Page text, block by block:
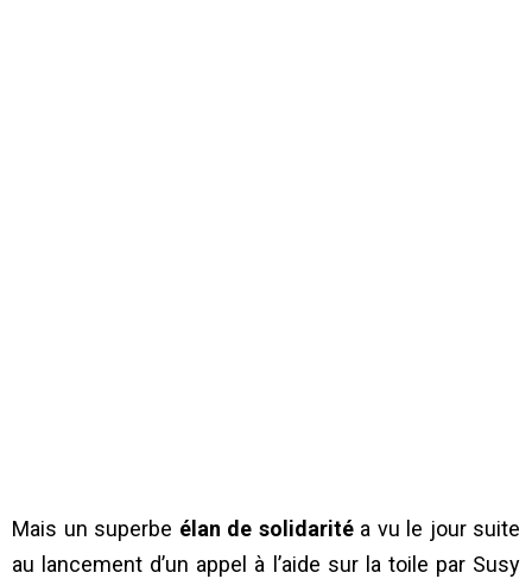
Mais un superbe élan de solidaritéa vu le jour suite
au lancement d’un appel à l’aide sur la toile par Susy